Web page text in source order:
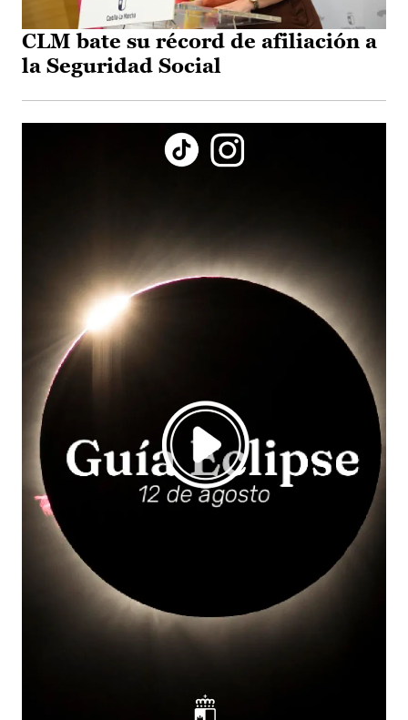
CLM bate su récord de afiliación a
la Seguridad Social